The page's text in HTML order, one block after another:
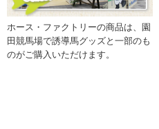
ホース・ファクトリーの商品は、園
田競馬場で誘導馬グッズと一部のも
のがご購入いただけます。